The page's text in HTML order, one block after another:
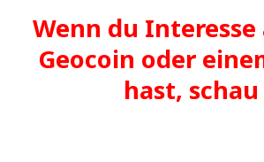
Wenn du
Geocoin oder
hast,